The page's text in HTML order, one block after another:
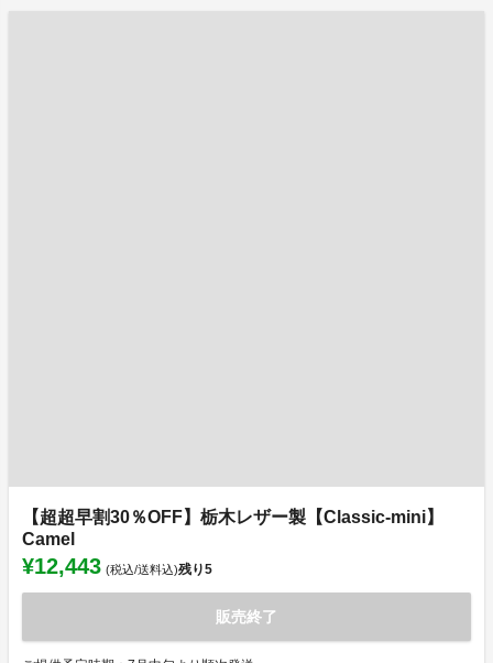
【超超早割30％OFF】栃木レザー製【Classic-mini】
Camel
¥12,443 (税込/送料込)残り5
販売終了